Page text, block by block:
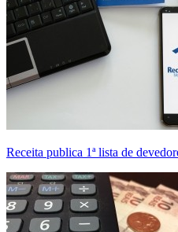
Receita publica 1ª lista de